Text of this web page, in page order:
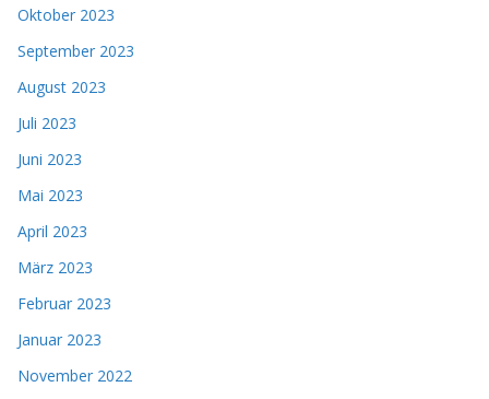
Oktober 2023
September 2023
August 2023
Juli 2023
Juni 2023
Mai 2023
April 2023
März 2023
Februar 2023
Januar 2023
November 2022